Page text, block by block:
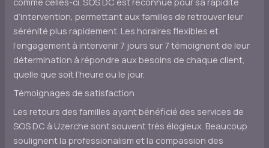
d’intervention, permettant aux familles de retrouver leur
sérénité plus rapidement. Les horaires flexibles et
l’engagement à intervenir 7 jours sur 7 témoignent de leur
détermination à répondre aux besoins de chaque client,
quelle que soit l’heure ou le jour.
Témoignages de satisfaction
Les retours des familles ayant bénéficié des services de
SOS DC à Uzerche sont souvent très élogieux. Beaucoup
soulignent la professionalism et la compassion des